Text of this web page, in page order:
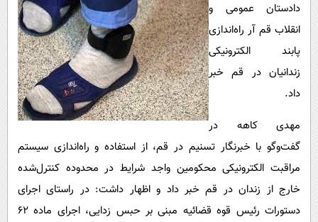
سرگرمی
فناوری
گوناگون
حوادث
محیط زیست
فرهنگی
بین الملل
اجتماعی
پیامک
روانشناسی
آشپزی
دانلود
دادستان عمومی و
انقلاب قم آر راه‌اندازی
پابند الکترونیکی
زندانیان در قم خبر
داد.
مهدی کاهه در
گفت‌وگو با خبرنگار تسنیم در قم، از استفاده و راه‌اندازی سیستم
مراقبت الکترونیکی محکومین واجد شرایط در محدوده کنترل‌شده
خارج از زندان در قم خبر داد و اظهار داشت: در راستای اجرای
دستورات رئیس قوه قضائیه مبنی بر حبس زدایی، اجرای ماده 62